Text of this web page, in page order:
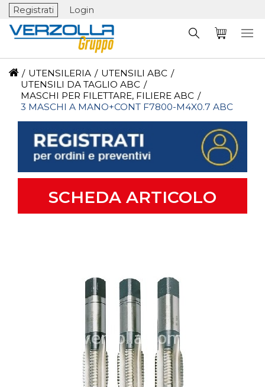
Registrati Login
/ UTENSILERIA / UTENSILI ABC /
UTENSILI DA TAGLIO ABC /
MASCHI PER FILETTARE, FILIERE ABC /
3 MASCHI A MANO+CONT F7800-M4X0.7 ABC
SCHEDA ARTICOLO